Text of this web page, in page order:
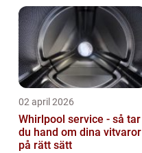
02 april 2026
Whirlpool service - så tar
du hand om dina vitvaror
på rätt sätt